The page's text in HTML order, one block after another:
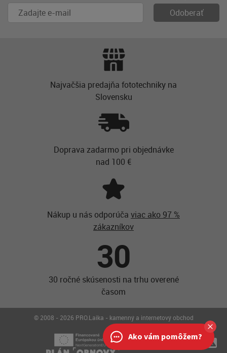
Najvačšia predajňa fototechniky na
Slovensku
Doprava zadarmo pri objednávke
nad 100 €
Nákup u nás odporúča viac ako 97 %
zákazníkov
30
30 ročné skúsenosti na trhu overené
časom
© 2008 - 2026 PRO.Laika - kamenný a internetový obchod
Ako vám pomôžem?